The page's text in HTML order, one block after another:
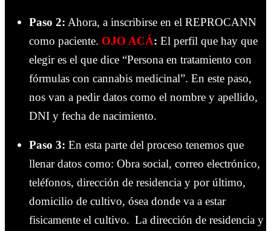
Paso 2: Ahora, a inscribirse en el REPROCANN
como paciente. OJO ACÁ: El perfil que hay que
elegir es el que dice “Persona en tratamiento con
fórmulas con cannabis medicinal”. En este paso,
nos van a pedir datos como el nombre y apellido,
DNI y fecha de nacimiento.
Paso 3: En esta parte del proceso tenemos que
llenar datos como: Obra social, correo electrónico,
teléfonos, dirección de residencia y por último,
domicilio de cultivo, ósea donde va a estar
fisicamente el cultivo. La dirección de residencia y